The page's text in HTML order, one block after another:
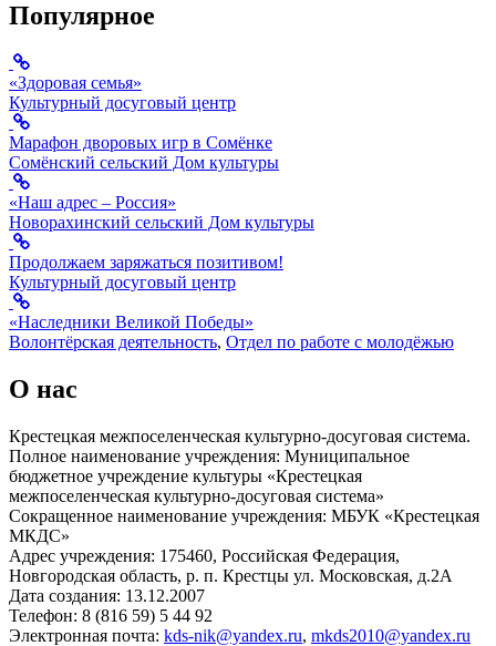
Популярное
«Здоровая семья»
Культурный досуговый центр
Марафон дворовых игр в Сомёнке
Сомёнский сельский Дом культуры
«Наш адрес – Россия»
Новорахинский сельский Дом культуры
Продолжаем заряжаться позитивом!
Культурный досуговый центр
«Наследники Великой Победы»
Волонтёрская деятельность, Отдел по работе с молодёжью
О нас
Крестецкая межпоселенческая культурно-досуговая система.
Полное наименование учреждения: Муниципальное
бюджетное учреждение культуры «Крестецкая
межпоселенческая культурно-досуговая система»
Сокращенное наименование учреждения: МБУК «Крестецкая
МКДС»
Адрес учреждения: 175460, Российская Федерация,
Новгородская область, р. п. Крестцы ул. Московская, д.2А
Дата создания: 13.12.2007
Телефон: 8 (816 59) 5 44 92
Электронная почта: kds-nik@yandex.ru, mkds2010@yandex.ru